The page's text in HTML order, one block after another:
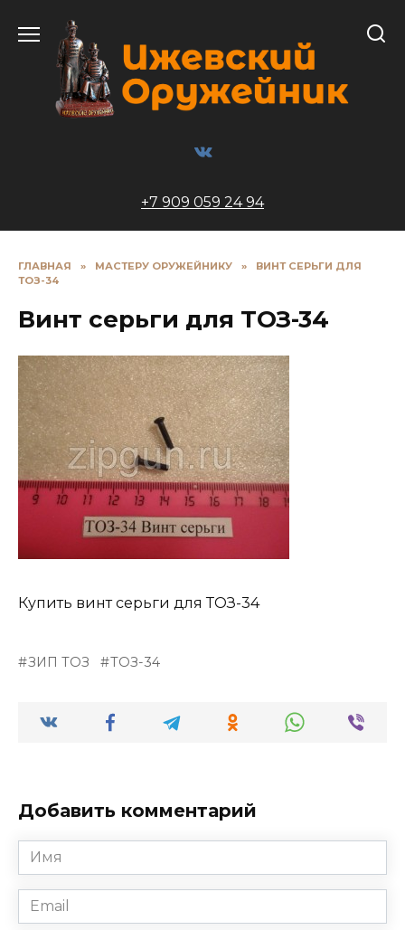
содержанию
+7 909 059 24 94
ГЛАВНАЯ » МАСТЕРУ ОРУЖЕЙНИКУ »
ВИНТ СЕРЬГИ ДЛЯ
ТОЗ-34
Винт серьги для ТОЗ-34
Купить винт серьги для ТОЗ-34
ЗИП ТОЗ ТОЗ-34
Добавить комментарий
Имя
*
Email
*